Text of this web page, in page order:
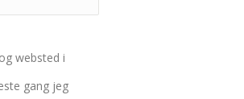
websted i
gang jeg